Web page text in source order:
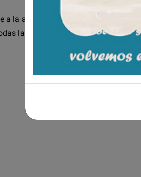
a la abrasión.
las superficies de contacto: